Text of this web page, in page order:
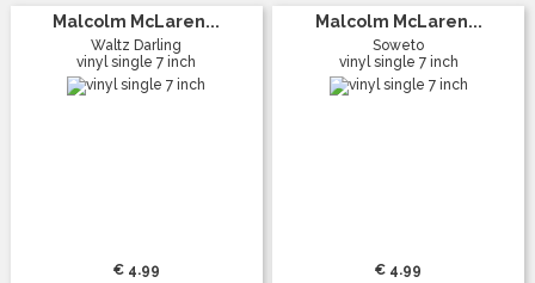
Malcolm McLaren...
Waltz Darling
vinyl single 7 inch
€ 4.99
Malcolm McLaren...
Soweto
vinyl single 7 inch
€ 4.99